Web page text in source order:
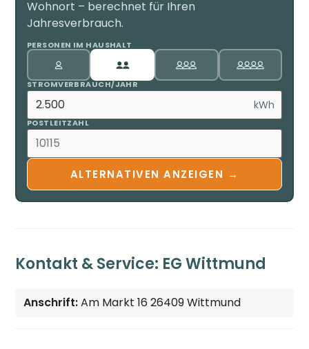
Wohnort – berechnet für Ihren
Jahresverbrauch.
PERSONEN IM HAUSHALT
STROMVERBRAUCH/JAHR
kWh
POSTLEITZAHL
ALTERNATIVEN ANZEIGEN →
Kontakt & Service: EG Wittmund
Anschrift:Am Markt 16 26409 Wittmund